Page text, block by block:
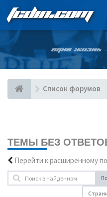
FCDIN.COM
ОДНА ЖИЗНЬ
Список форумов
ТЕМЫ БЕЗ
Перейти к расширенному